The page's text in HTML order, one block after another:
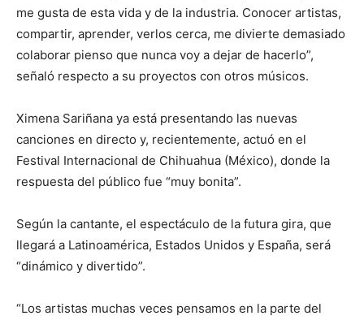
me gusta de esta vida y de la industria. Conocer artistas,
compartir, aprender, verlos cerca, me divierte demasiado
colaborar pienso que nunca voy a dejar de hacerlo”,
señaló respecto a su proyectos con otros músicos.
Ximena Sariñana ya está presentando las nuevas
canciones en directo y, recientemente, actuó en el
Festival Internacional de Chihuahua (México), donde la
respuesta del público fue “muy bonita”.
Según la cantante, el espectáculo de la futura gira, que
llegará a Latinoamérica, Estados Unidos y España, será
“dinámico y divertido”.
“Los artistas muchas veces pensamos en la parte del